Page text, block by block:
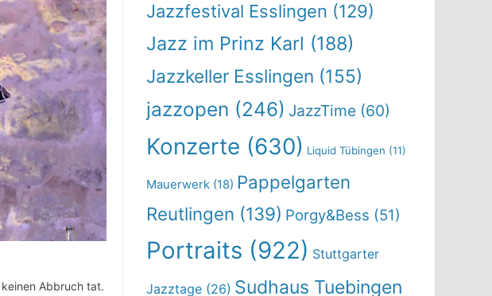
Abbruch tat.
Jazzfestival Esslingen (129)
Jazz im Prinz Karl (188)
Jazzkeller Esslingen (155)
jazzopen (246) JazzTime (60)
Konzerte (630) Liquid Tübingen (11)
Mauerwerk (18) Pappelgarten
Reutlingen (139) Porgy&Bess (51)
Portraits (922) Stuttgarter
Jazztage (26) Sudhaus Tuebingen